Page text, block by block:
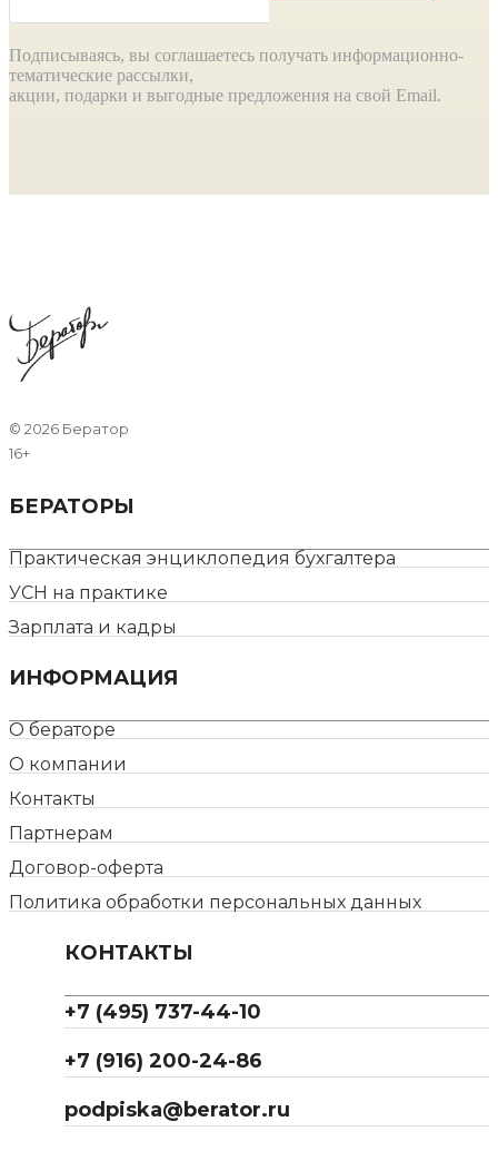
Подписываясь, вы соглашаетесь получать информационно-
тематические рассылки,
акции, подарки и выгодные предложения на свой Email.
© 2026 Бератор
16+
БЕРАТОРЫ
Практическая энциклопедия бухгалтера
УСН на практике
Зарплата и кадры
ИНФОРМАЦИЯ
О бераторе
О компании
Контакты
Партнерам
Договор-оферта
Политика обработки персональных данных
КОНТАКТЫ
+7 (495) 737-44-10
+7 (916) 200-24-86
podpiska@berator.ru